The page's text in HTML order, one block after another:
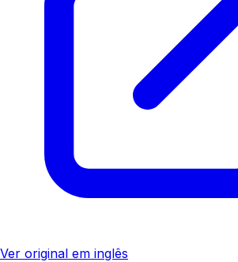
Ver original em inglês